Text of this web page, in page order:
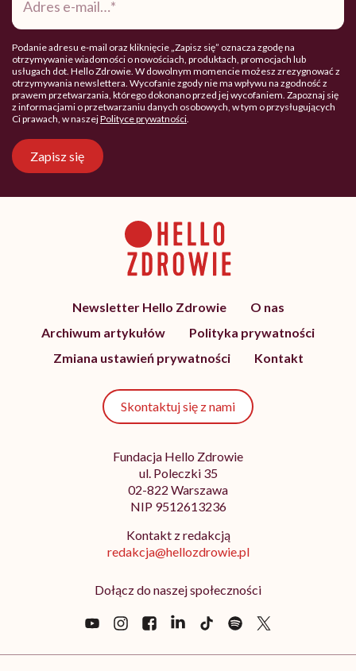
mail*
Podanie adresu e-mail oraz kliknięcie „Zapisz się” oznacza zgodę na
otrzymywanie wiadomości o nowościach, produktach, promocjach lub
usługach dot. Hello Zdrowie. W dowolnym momencie możesz zrezygnować z
otrzymywania newslettera. Wycofanie zgody nie ma wpływu na zgodność z
prawem przetwarzania, którego dokonano przed jej wycofaniem. Zapoznaj się
z informacjami o przetwarzaniu danych osobowych, w tym o przysługujących
Ci prawach, w naszejPolityce prywatności.
Zapisz się
Newsletter Hello Zdrowie
O nas
Archiwum artykułów
Polityka prywatności
Zmiana ustawień prywatności
Kontakt
Skontaktuj się z nami
Fundacja Hello Zdrowie
ul. Poleczki 35
02-822 Warszawa
NIP 9512613236
Kontakt z redakcją
redakcja@hellozdrowie.pl
Dołącz do naszej społeczności